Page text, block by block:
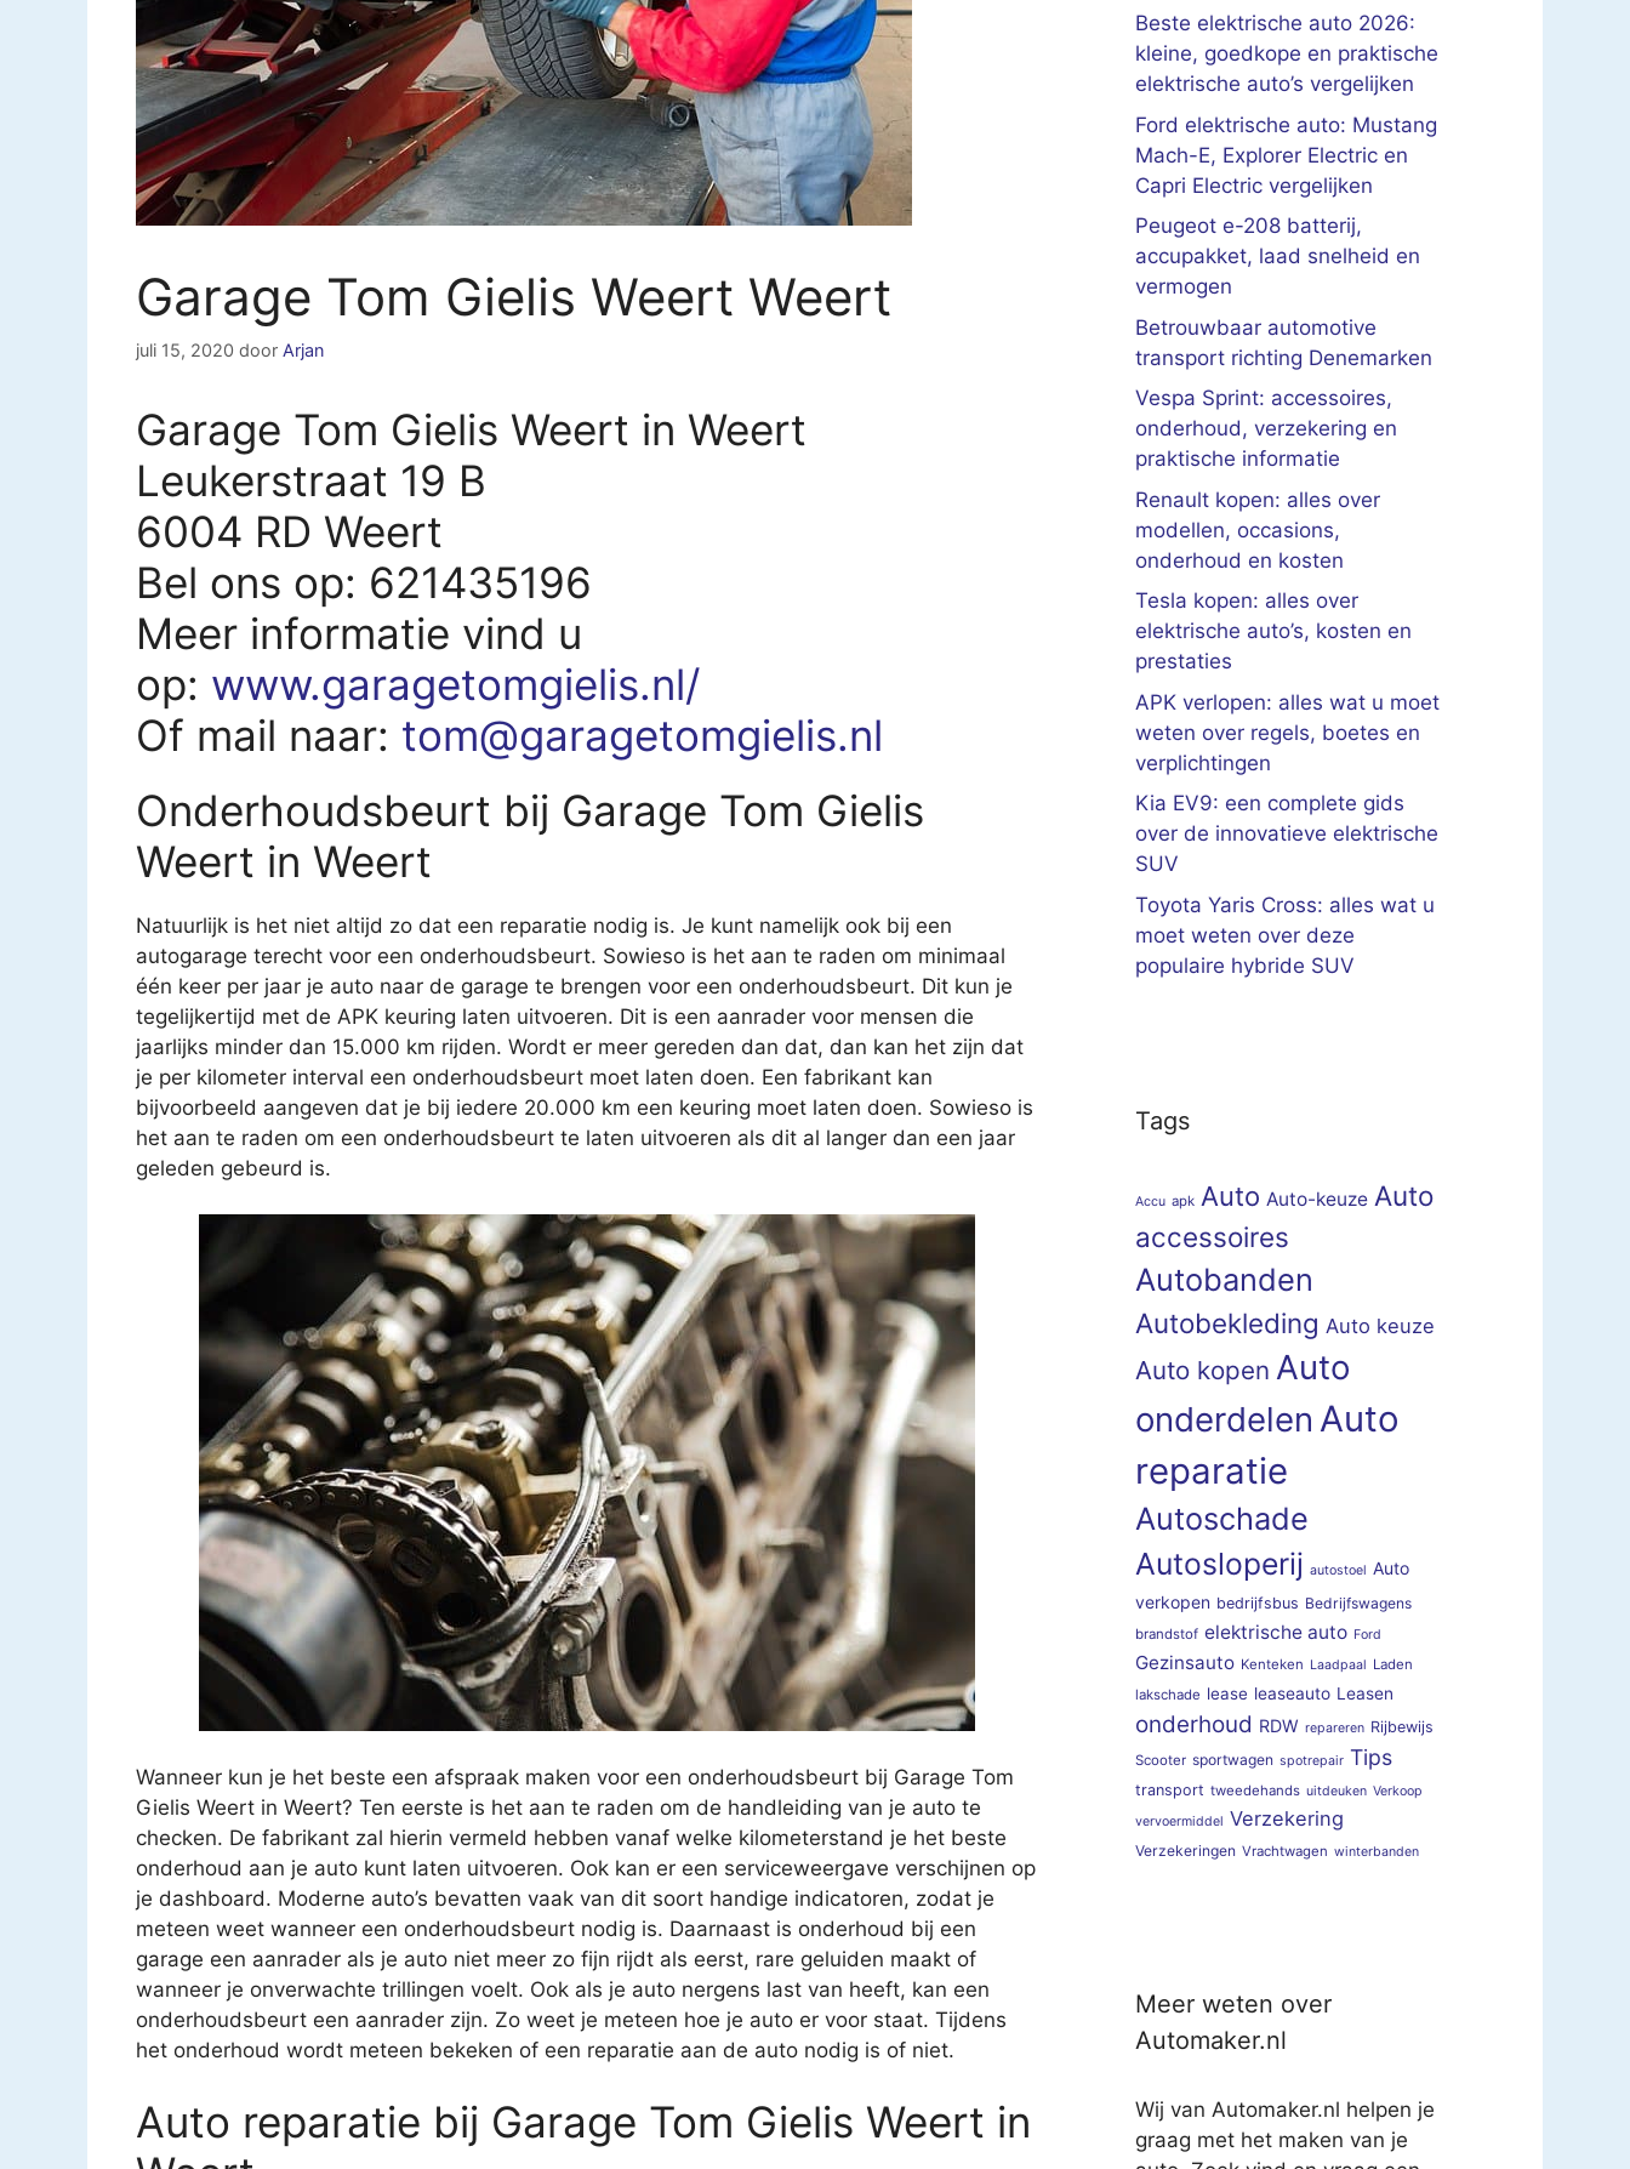
Garage Tom Gielis Weert Weert
juli 15, 2020 door Arjan
Garage Tom Gielis Weert in Weert
Leukerstraat 19 B
6004 RD Weert
Bel ons op: 621435196
Meer informatie vind u
op: www.garagetomgielis.nl/
Of mail naar: tom@garagetomgielis.nl
Onderhoudsbeurt bij Garage Tom Gielis
Weert in Weert
Natuurlijk is het niet altijd zo dat een reparatie nodig is. Je kunt namelijk ook bij een
autogarage terecht voor een onderhoudsbeurt. Sowieso is het aan te raden om minimaal
één keer per jaar je auto naar de garage te brengen voor een onderhoudsbeurt. Dit kun je
tegelijkertijd met de APK keuring laten uitvoeren. Dit is een aanrader voor mensen die
jaarlijks minder dan 15.000 km rijden. Wordt er meer gereden dan dat, dan kan het zijn dat
je per kilometer interval een onderhoudsbeurt moet laten doen. Een fabrikant kan
bijvoorbeeld aangeven dat je bij iedere 20.000 km een keuring moet laten doen. Sowieso is
het aan te raden om een onderhoudsbeurt te laten uitvoeren als dit al langer dan een jaar
geleden gebeurd is.
Wanneer kun je het beste een afspraak maken voor een onderhoudsbeurt bij Garage Tom
Gielis Weert in Weert? Ten eerste is het aan te raden om de handleiding van je auto te
checken. De fabrikant zal hierin vermeld hebben vanaf welke kilometerstand je het beste
onderhoud aan je auto kunt laten uitvoeren. Ook kan er een serviceweergave verschijnen op
je dashboard. Moderne auto’s bevatten vaak van dit soort handige indicatoren, zodat je
meteen weet wanneer een onderhoudsbeurt nodig is. Daarnaast is onderhoud bij een
garage een aanrader als je auto niet meer zo fijn rijdt als eerst, rare geluiden maakt of
wanneer je onverwachte trillingen voelt. Ook als je auto nergens last van heeft, kan een
onderhoudsbeurt een aanrader zijn. Zo weet je meteen hoe je auto er voor staat. Tijdens
het onderhoud wordt meteen bekeken of een reparatie aan de auto nodig is of niet.
Auto reparatie bij Garage Tom Gielis Weert in
Beste elektrische auto 2026:
kleine, goedkope en praktische
elektrische auto’s vergelijken
Ford elektrische auto: Mustang
Mach-E, Explorer Electric en
Capri Electric vergelijken
Peugeot e-208 batterij,
accupakket, laad snelheid en
vermogen
Betrouwbaar automotive
transport richting Denemarken
Vespa Sprint: accessoires,
onderhoud, verzekering en
praktische informatie
Renault kopen: alles over
modellen, occasions,
onderhoud en kosten
Tesla kopen: alles over
elektrische auto’s, kosten en
prestaties
APK verlopen: alles wat u moet
weten over regels, boetes en
verplichtingen
Kia EV9: een complete gids
over de innovatieve elektrische
SUV
Toyota Yaris Cross: alles wat u
moet weten over deze
populaire hybride SUV
Tags
Accu apk Auto Auto-keuze Auto
accessoires
Autobanden
Autobekleding Auto keuze
Auto kopen Auto
onderdelen Auto
reparatie
Autoschade
Autosloperij autostoel Auto
verkopen bedrijfsbus Bedrijfswagens
brandstof elektrische auto Ford
Gezinsauto Kenteken Laadpaal Laden
lakschade lease leaseauto Leasen
onderhoud RDW repareren Rijbewijs
Scooter sportwagen spotrepair Tips
transport tweedehands uitdeuken Verkoop
vervoermiddel Verzekering
Verzekeringen Vrachtwagen winterbanden
Meer weten over
Automaker.nl
Wij van Automaker.nl helpen je
graag met het maken van je